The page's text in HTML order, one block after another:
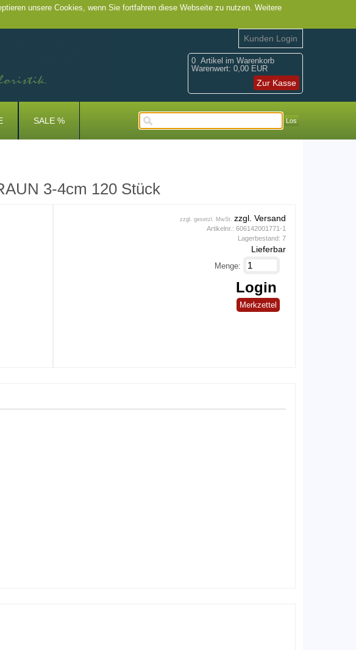
unsere Cookies, wenn Sie fortfahren diese Webseite zu nutzen. Weitere
0 Artikel im Warenkorb
Warenwert: 0,00 EUR
Zur Kasse
Kunden Login
Los
SALE %
3-4cm 120 Stück
zzgl. gesetzl. MwSt. zzgl. Versand
Artikelnr.: 606142001771-1
Lagerbestand: 7
Lieferbar
Menge:
Login
Merkzettel